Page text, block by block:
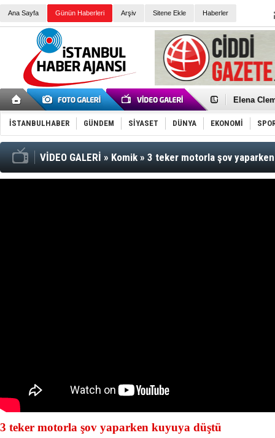
Ana Sayfa Günün Haberleri Arşiv Sitene Ekle Haberler
Elena
Düşük
Türk
Töreninde
İkinci El
Guguk
Sneaker
Tommy
İSTANBULHABER GÜNDEM SİYASET DÜNYA EKONOMİ
VİDEO GALERİ » Komik » 3 teker motorla şov
3 teker motorla şov yaparken kuyuya düştü